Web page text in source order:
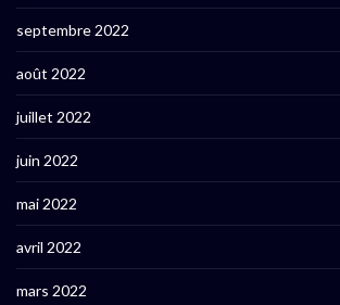
septembre 2022
août 2022
juillet 2022
juin 2022
mai 2022
avril 2022
mars 2022